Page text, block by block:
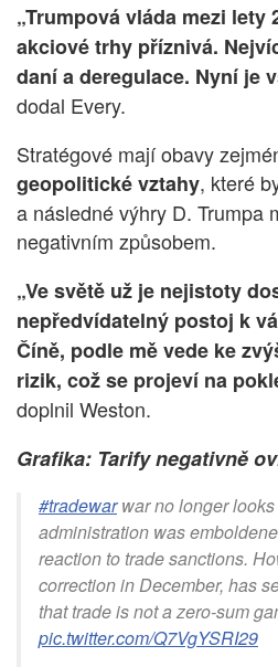
„Trumpová vláda mezi lety
akciové trhy příznivá.
daní a deregulace. Nyní je
dodal Every.
Stratégové mají obavy
geopolitické vztahy, které
a následné výhry D. Trumpa
negativním způsobem.
„Ve světě už je nejistoty
nepředvídatelný postoj k
Číně, podle mě vede ke
rizik, což se projeví na
doplnil Weston.
Grafika: Tarify negativně
#tradewarwar no longer
administration was
reaction to trade sanctions.
correction in December, has
that trade is not a zero-sum
pic.twitter.com/Q7VgYSRI29